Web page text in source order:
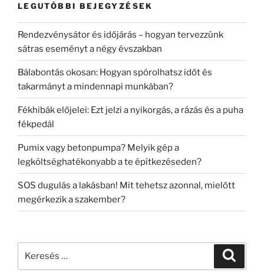
LEGUTÓBBI BEJEGYZÉSEK
Rendezvénysátor és időjárás – hogyan tervezzünk
sátras eseményt a négy évszakban
Bálabontás okosan: Hogyan spórolhatsz időt és
takarmányt a mindennapi munkában?
Fékhibák előjelei: Ezt jelzi a nyikorgás, a rázás és a puha
fékpedál
Pumix vagy betonpumpa? Melyik gép a
legköltséghatékonyabb a te építkezéseden?
SOS dugulás a lakásban! Mit tehetsz azonnal, mielőtt
megérkezik a szakember?